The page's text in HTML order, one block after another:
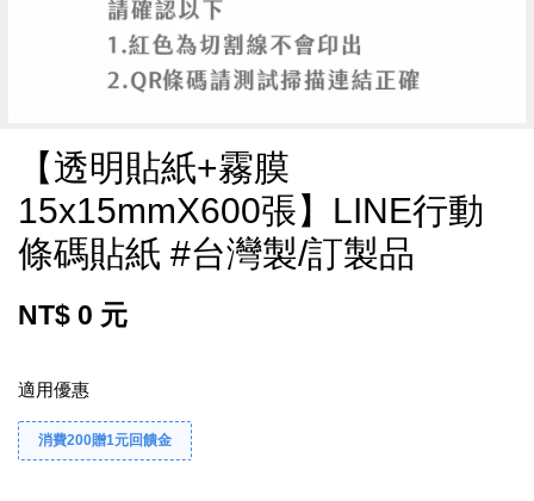
【透明貼紙+霧膜
15x15mmX600張】LINE行動
條碼貼紙 #台灣製/訂製品
NT$ 0 元
適用優惠
消費200贈1元回饋金